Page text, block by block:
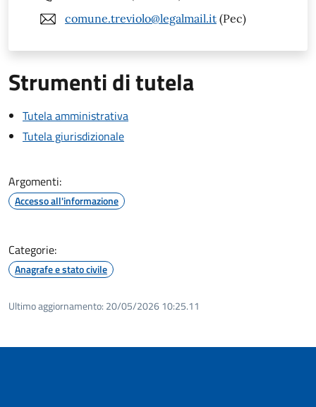
comune.treviolo@legalmail.it (Pec)
Strumenti di tutela
Tutela amministrativa
Tutela giurisdizionale
Argomenti:
Accesso all'informazione
Categorie:
Anagrafe e stato civile
Ultimo aggiornamento: 20/05/2026 10:25.11